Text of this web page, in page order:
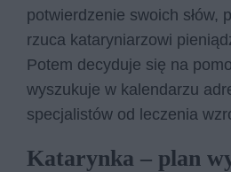
potwierdzenie swoich słów,
rzuca kataryniarzowi
Potem decyduje się na
wyszukuje w kalendarzu
specjalistów od leczenia
Katarynka – plan